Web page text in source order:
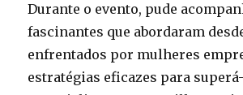
Durante o evento, pude
fascinantes que abordaram
enfrentados por mulheres
estratégias eficazes para